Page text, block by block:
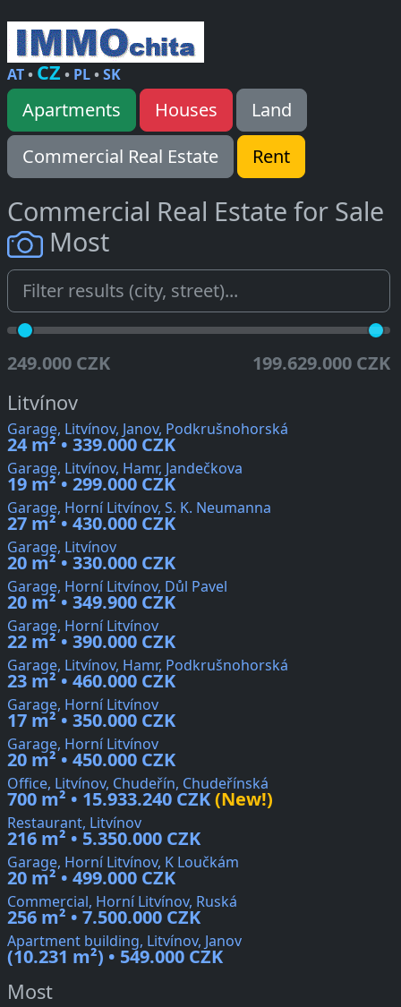
AT• CZ • PL•SK
Apartments Houses
Land
Commercial Real Estate
Rent
Commercial Real Estate for Sale
Most
249.000 CZK 199.629.000 CZK
Litvínov
Garage, Litvínov, Janov, Podkrušnohorská
24 m² • 339.000 CZK
Garage, Litvínov, Hamr, Jandečkova
19 m² • 299.000 CZK
Garage, Horní Litvínov, S. K. Neumanna
27 m² • 430.000 CZK
Garage, Litvínov
20 m² • 330.000 CZK
Garage, Horní Litvínov, Důl Pavel
20 m² • 349.900 CZK
Garage, Horní Litvínov
22 m² • 390.000 CZK
Garage, Litvínov, Hamr, Podkrušnohorská
23 m² • 460.000 CZK
Garage, Horní Litvínov
17 m² • 350.000 CZK
Garage, Horní Litvínov
20 m² • 450.000 CZK
Office, Litvínov, Chudeřín, Chudeřínská
700 m² • 15.933.240 CZK(New!)
Restaurant, Litvínov
216 m² • 5.350.000 CZK
Garage, Horní Litvínov, K Loučkám
20 m² • 499.000 CZK
Commercial, Horní Litvínov, Ruská
256 m² • 7.500.000 CZK
Apartment building, Litvínov, Janov
(10.231 m²) • 549.000 CZK
Most